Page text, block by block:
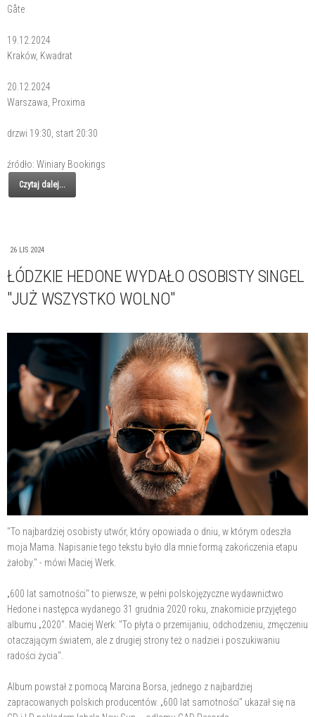
Gåte
19.12.2024
Kraków, Kwadrat
20.12.2024
Warszawa, Proxima
drzwi 19:30, start 20:30
źródło: Winiary Bookings
Czytaj dalej...
26 LIS 2024
ŁÓDZKIE HEDONE WYDAŁO OSOBISTY SINGEL
"JUŻ WSZYSTKO WOLNO"
"To najbardziej osobisty utwór, który opowiada o dniu, w którym odeszła
moja Mama. Napisanie tego tekstu było dla mnie formą zakończenia etapu
żałoby." - mówi Maciej Werk.
„600 lat samotności" to pierwsze, w pełni polskojęzyczne wydawnictwo
Hedone i następca wydanego 31 grudnia 2020 roku, znakomicie przyjętego
albumu „2020". Maciej Werk: "To płyta o przemijaniu, odchodzeniu, zmęczeniu
otaczającym światem, ale z drugiej strony też o nadziei i poszukiwaniu
radości życia".
Album powstał z pomocą Marcina Borsa, jednego z najbardziej
zapracowanych polskich producentów. „600 lat samotności" ukazał się na